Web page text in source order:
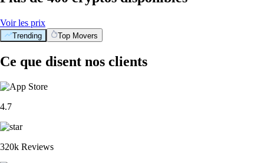
Voir les prix
Trending Top Movers
Ce que disent nos clients
4.7
320k Reviews